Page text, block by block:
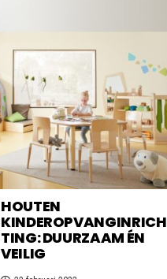
HOUTEN
KINDEROPVANGINRICH
TING: DUURZAAM ÉN
VEILIG